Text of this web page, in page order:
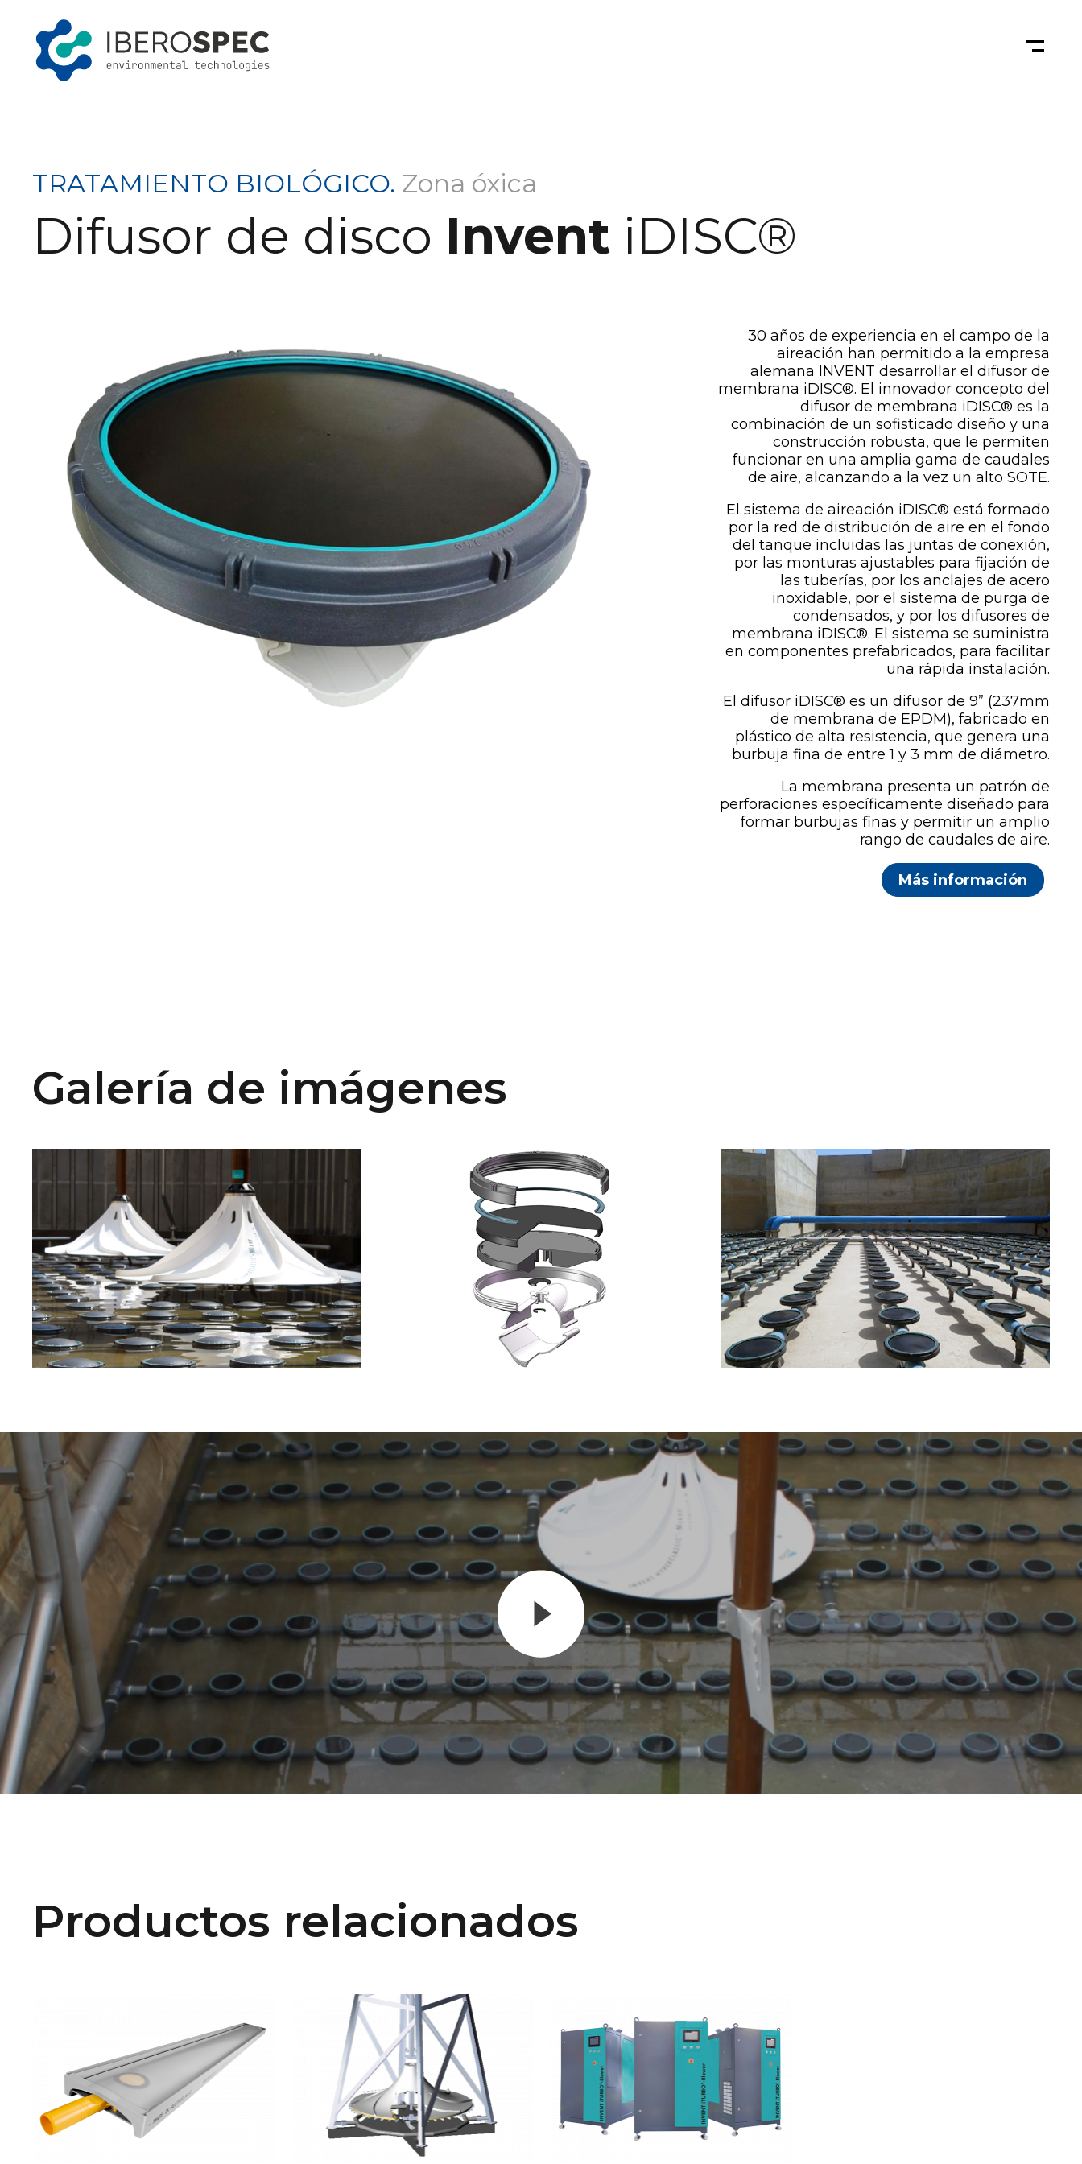
contenido
TRATAMIENTO BIOLÓGICO. Zona óxica
Difusor de disco Invent iDISC®
30 años de experiencia en el campo de la
aireación han permitido a la empresa
alemana INVENT desarrollar el difusor de
membrana iDISC®. El innovador concepto del
difusor de membrana iDISC® es la
combinación de un sofisticado diseño y una
construcción robusta, que le permiten
funcionar en una amplia gama de caudales
de aire, alcanzando a la vez un alto SOTE.
El sistema de aireación iDISC® está formado
por la red de distribución de aire en el fondo
del tanque incluidas las juntas de conexión,
por las monturas ajustables para fijación de
las tuberías, por los anclajes de acero
inoxidable, por el sistema de purga de
condensados, y por los difusores de
membrana iDISC®. El sistema se suministra
en componentes prefabricados, para facilitar
una rápida instalación.
El difusor iDISC® es un difusor de 9” (237mm
de membrana de EPDM), fabricado en
plástico de alta resistencia, que genera una
burbuja fina de entre 1 y 3 mm de diámetro.
La membrana presenta un patrón de
perforaciones específicamente diseñado para
formar burbujas finas y permitir un amplio
rango de caudales de aire.
Más información
Galería de imágenes
Productos relacionados